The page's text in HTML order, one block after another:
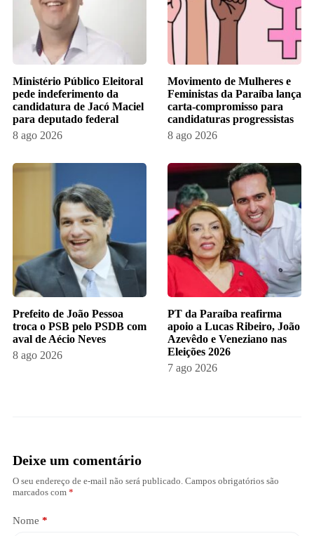
Ministério Público Eleitoral
pede indeferimento da
candidatura de Jacó Maciel
para deputado federal
8 ago 2026
Movimento de Mulheres e
Feministas da Paraíba lança
carta-compromisso para
candidaturas progressistas
8 ago 2026
Prefeito de João Pessoa
troca o PSB pelo PSDB com
aval de Aécio Neves
8 ago 2026
PT da Paraíba reafirma
apoio a Lucas Ribeiro, João
Azevêdo e Veneziano nas
Eleições 2026
7 ago 2026
Deixe um comentário
O seu endereço de e-mail não será publicado. Campos obrigatórios são
marcados com *
Nome *